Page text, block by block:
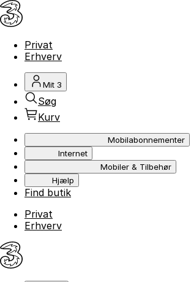
Privat
Erhverv
Mit 3
Søg
Kurv
Mobilabonnementer
Internet
Mobiler & Tilbehør
Hjælp
Find butik
Privat
Erhverv